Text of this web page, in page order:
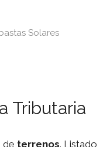
Solares
Tributaria
de terrenos. Listado